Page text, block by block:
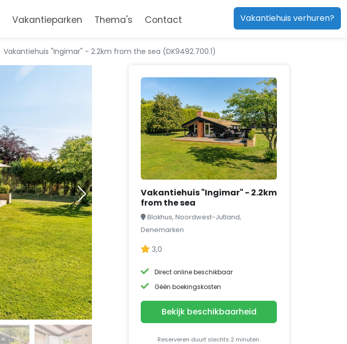
Vakantieparken Thema's Contact Vakantiehuis verhuren?
Vakantiehuis "Ingimar" - 2.2km from the sea (DK9492.700.1)
Vakantiehuis "Ingimar" - 2.2km
from the sea
Blokhus, Noordwest-Jutland,
Denemarken
3,0
Direct online beschikbaar
Géén boekingskosten
Bekijk beschikbaarheid
Reserveren duurt slechts 2 minuten.